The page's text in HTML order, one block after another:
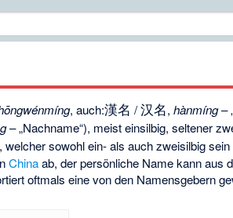
, auch:漢名 /汉名,hànmíng–
– „Nachname“), meist einsilbig, seltener
welcher sowohl ein- als auch zweisilbig
Chinaab, der persönliche Name kann aus
oftmals eine von den Namensgebern